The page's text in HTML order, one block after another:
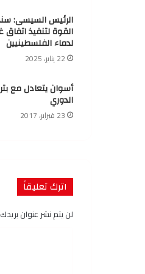
الرئيس السيسى:
القوة لتنفيذ اتفاق
لدماء الفلسطينيين
22 يناير، 2025
الدوري
23 فبراير، 2017
اترك تعليقاً
لن يتم نشر عنوان